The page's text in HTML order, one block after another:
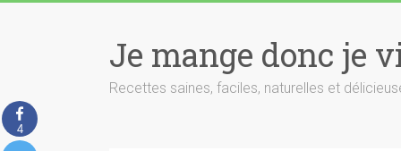
Je mange donc je
Recettes saines, faciles, naturelles et
4